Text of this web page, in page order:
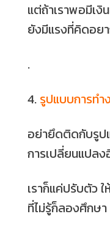
แต่ถ้าเราพอมีเงิ
ยังมีแรงที่คิดอย
.
4. รูปแบบการทำ
อย่ายึดติดกับรูป
การเปลี่ยนแปลง
เราก็แค่ปรับตัว
ที่ไม่รู้ก็ลองศึกษ